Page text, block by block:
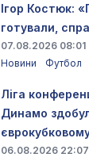
Ігор Костюк:
готували,
07.08.2026 08:01
Новини
Футбол
Ліга
Динамо
06.08.2026 22:07